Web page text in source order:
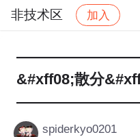
非技术区 加入
——————————
&#xff08;散分
spiderkyo0201